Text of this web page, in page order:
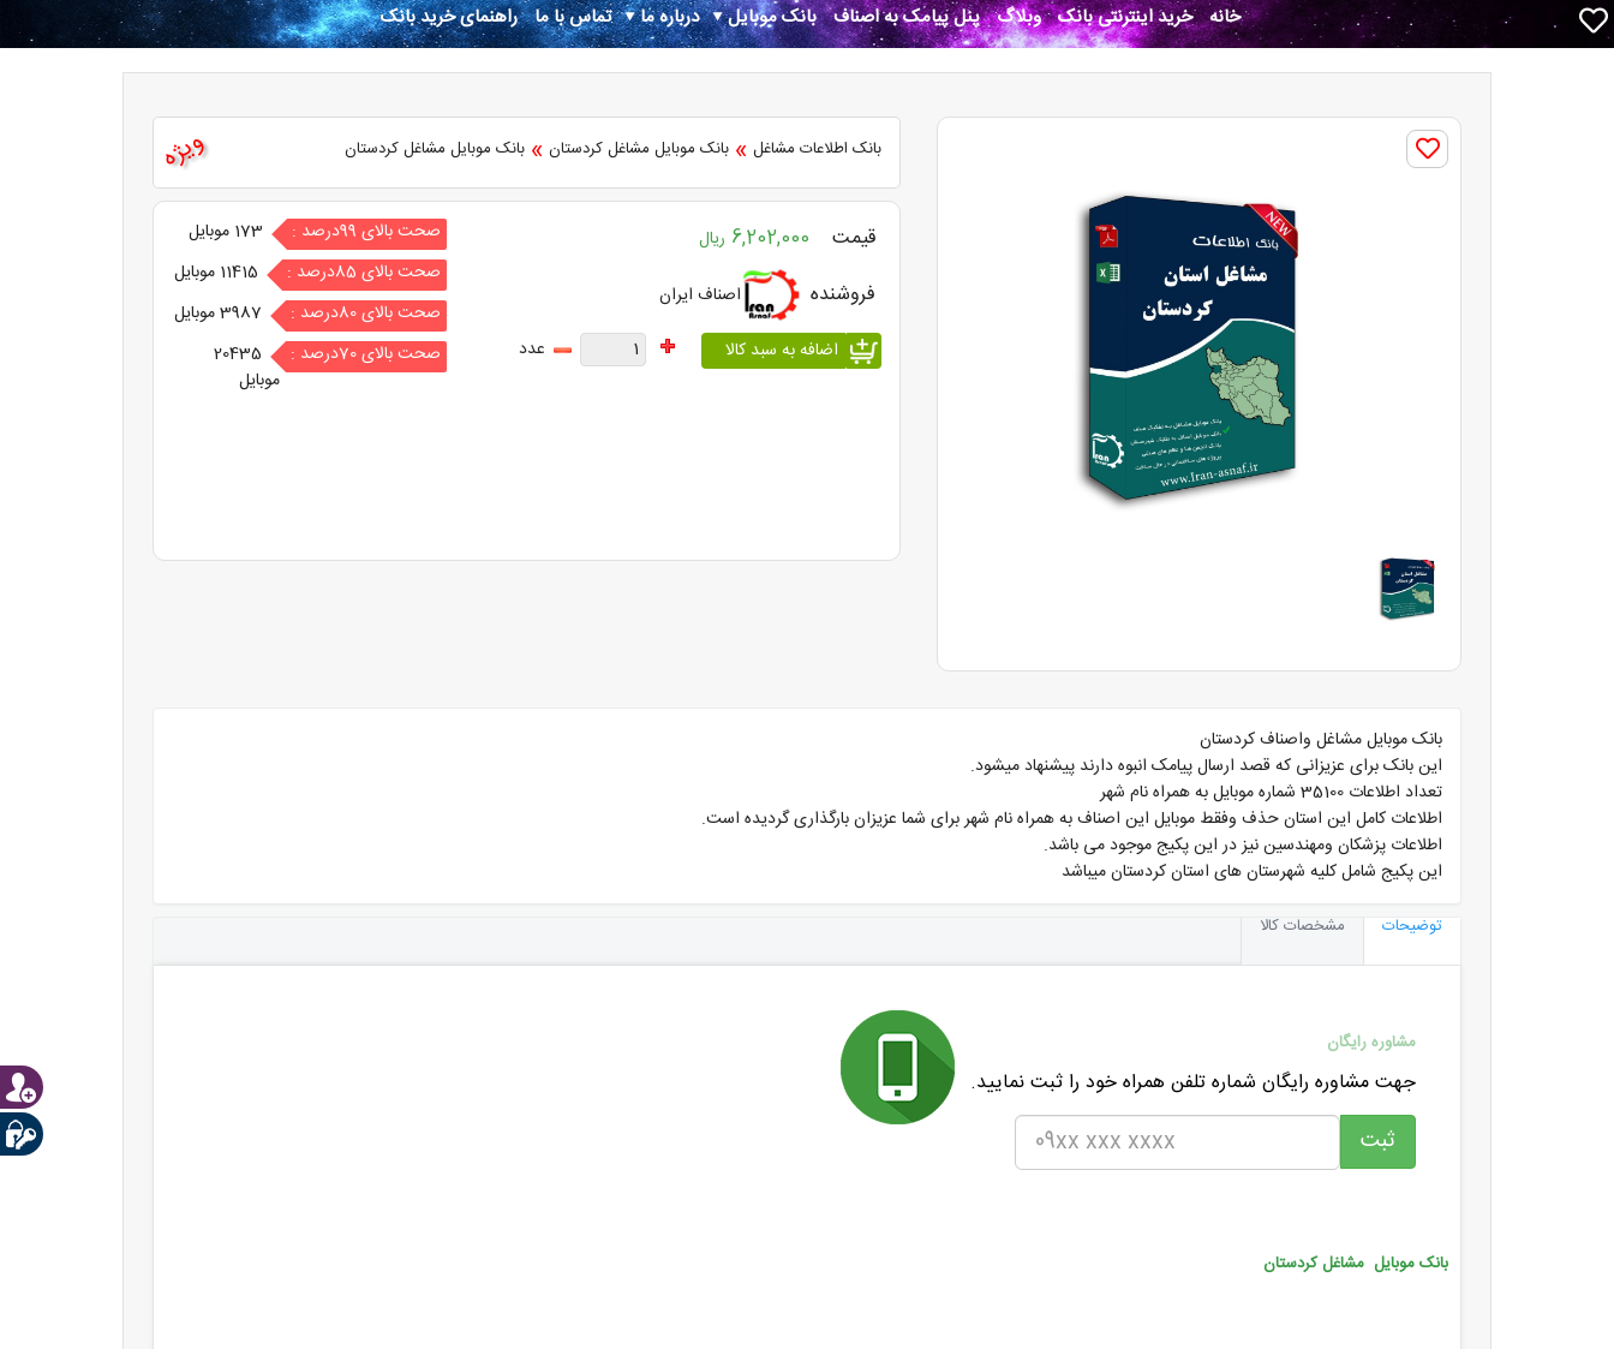
خانه خرید اینترنتی بانک وبلاگ پنل پیامک به اصناف بانک موبایل درباره ما تماس با ما راهنمای خرید بانک
ویژه بانک اطلاعات مشاغل » بانک موبایل مشاغل کردستان » بانک موبایل مشاغل کردستان
قیمت 6,202,000 ریال
فروشنده
اصناف ایران
عدد
صحت بالای 99درصد :
173 موبایل
صحت بالای 85درصد :
11415 موبایل
صحت بالای 80درصد :
3987 موبایل
صحت بالای 70درصد :
20435
موبایل
بانک موبایل مشاغل واصناف کردستان
این بانک برای عزیزانی که قصد ارسال پیامک انبوه دارند پیشنهاد میشود.
تعداد اطلاعات 35100 شماره موبایل به همراه نام شهر
اطلاعات کامل این استان حذف وفقط موبایل این اصناف به همراه نام شهر برای شما عزیزان بارگذاری گردیده است.
اطلاعات پزشکان ومهندسین نیز در این پکیج موجود می باشد.
این پکیج شامل کلیه شهرستان های استان کردستان میباشد
توضیحات مشخصات کالا
مشاوره رایگان
جهت مشاوره رایگان شماره تلفن همراه خود را ثبت نمایید.
بانک موبایل مشاغل کردستان